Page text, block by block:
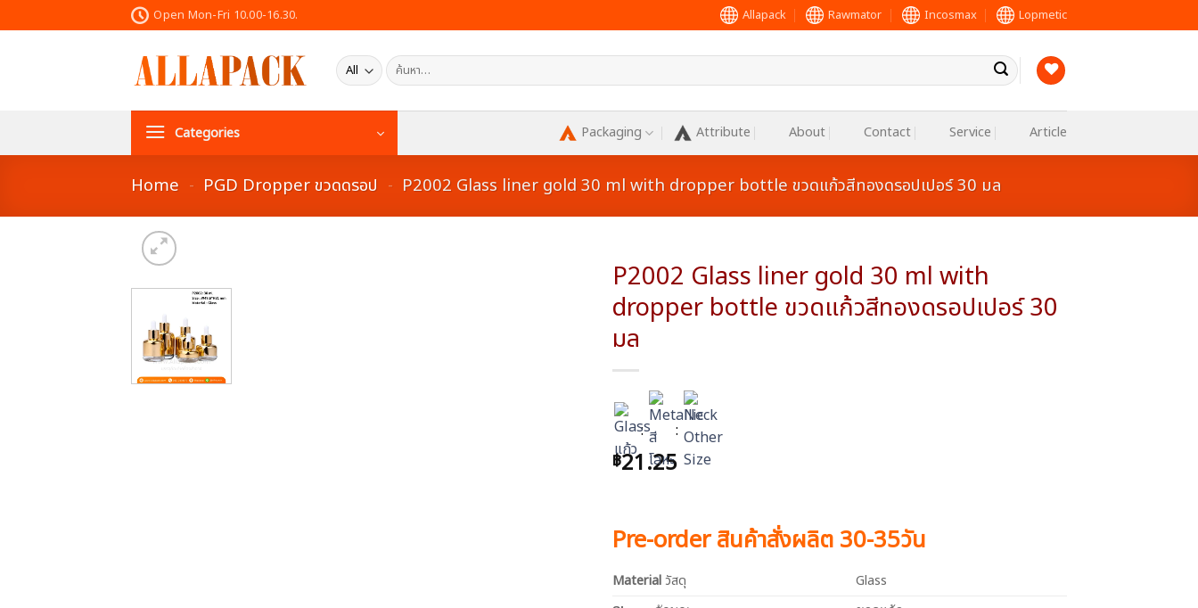
to
Open Mon-Fri 10.00-16.30. Allapack Rawmator Incosmax Lopmetic
ค้นหา:
Categories Packaging Attribute About Contact Service Article
Home - PGD Dropper ขวดดรอป - P2002 Glass liner gold 30 ml with dropper bottle ขวดแก้วสีทองดรอปเปอร์ 30 มล
P2002 Glass liner gold 30 ml with
dropper bottle ขวดแก้วสีทองดรอปเปอร์ 30
มล
: :
฿21.25
Pre-order สินค้าสั่งผลิต 30-35วัน
Material วัสดุ Glass